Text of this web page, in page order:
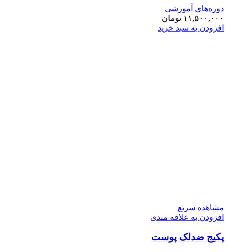
دوره‌های آموزشی
۱۱,۵۰۰,۰۰۰ تومان
افزودن به سبد خرید
مشاهده سریع
افزودن به علاقه مندی
پکیج ضدلک پوست